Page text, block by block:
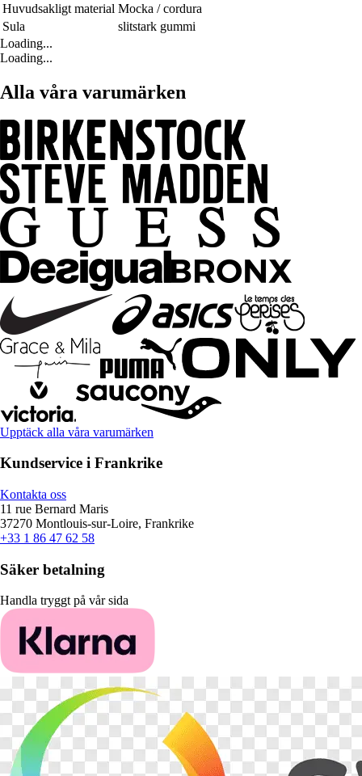
Huvudsakligt material Mocka / cordura
Sula
slitstark gummi
Loading...
Loading...
Alla våra varumärken
Upptäck alla våra varumärken
Kundservice i Frankrike
Kontakta oss
11 rue Bernard Maris
37270 Montlouis-sur-Loire, Frankrike
+33 1 86 47 62 58
Säker betalning
Handla tryggt på vår sida